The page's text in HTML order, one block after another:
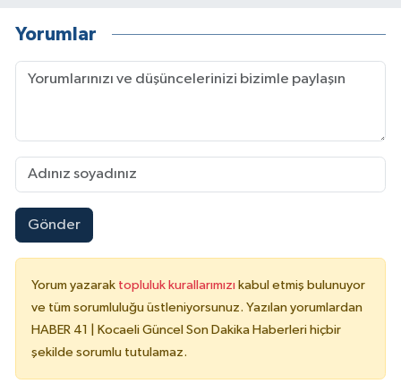
Yorumlar
Gönder
Yorum yazarak topluluk kurallarımızı kabul etmiş bulunuyor
ve tüm sorumluluğu üstleniyorsunuz. Yazılan yorumlardan
HABER 41 | Kocaeli Güncel Son Dakika Haberleri hiçbir
şekilde sorumlu tutulamaz.